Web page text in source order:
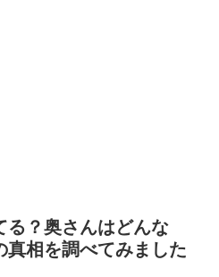
る？奥さんはどんな
真相を調べてみました